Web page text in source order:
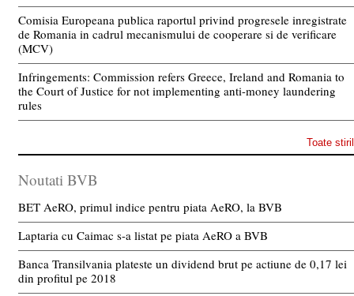
Comisia Europeana publica raportul privind progresele inregistrate
de Romania in cadrul mecanismului de cooperare si de verificare
(MCV)
Infringements: Commission refers Greece, Ireland and Romania to
the Court of Justice for not implementing anti-money laundering
rules
Toate
Noutati BVB
BET AeRO, primul indice pentru piata AeRO, la BVB
Laptaria cu Caimac s-a listat pe piata AeRO a BVB
Banca Transilvania plateste un dividend brut pe actiune de 0,17 lei
din profitul pe 2018